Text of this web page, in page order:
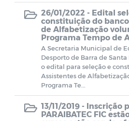
26/01/2022 - Edital
constituição do
de Alfabetização
Programa Tempo de
A Secretaria Municipal de
Desporto de Barra de
o edital para seleção e
Assistentes de
Programa Te...
13/11/2019 - Inscrição
PARAIBATEC FIC